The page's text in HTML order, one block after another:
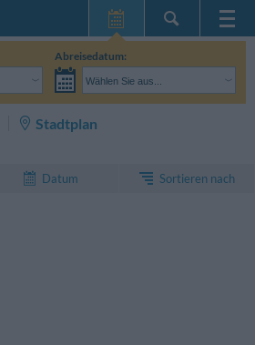
Meine
Reservierungen
Abreisedatum:
Wählen Sie aus...
Stadtplan
Datum Sortieren nach